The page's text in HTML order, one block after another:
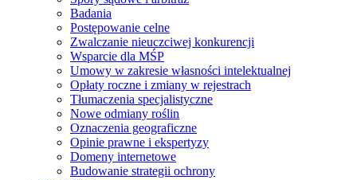
Badania
Postępowanie celne
Zwalczanie nieuczciwej konkurencji
Wsparcie dla MŚP
Umowy w zakresie własności intelektualnej
Opłaty roczne i zmiany w rejestrach
Tłumaczenia specjalistyczne
Nowe odmiany roślin
Oznaczenia geograficzne
Opinie prawne i ekspertyzy
Domeny internetowe
Budowanie strategii ochrony